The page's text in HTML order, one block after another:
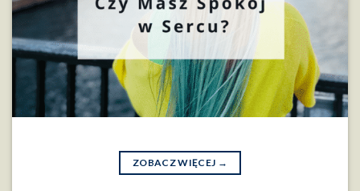
ZOBACZ WIĘCEJ →